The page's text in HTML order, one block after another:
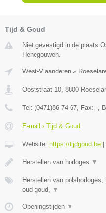
Tijd & Goud
Niet gevestigd in de plaats
Henegouwen.
West-Vlaanderen »
Ooststraat 10 8800
Tel: (0471)86 74 67 , Fax: - ,
E-mail › Tijd & Goud
Website: https://tijdgoud.be |
Herstellen van horloges ▼
Herstellen van
oud goud,
▼
Openingstijden ▼